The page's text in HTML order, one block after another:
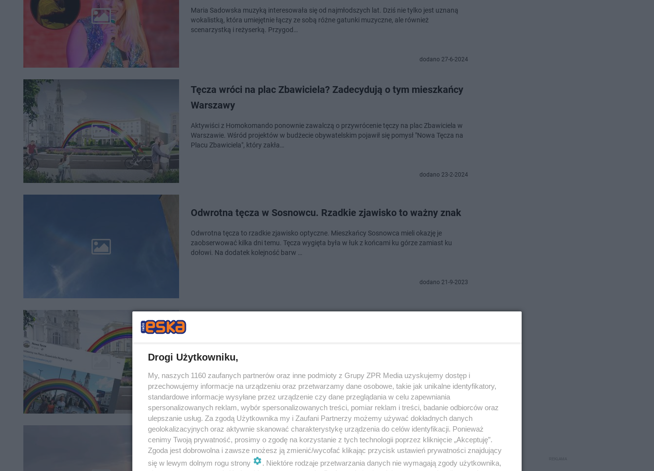
Maria Sadowska muzyką interesowała się od najmłodszych lat. Dziś nie tylko jest uznaną
wokalistką, która umiejętnie łączy ze sobą różne gatunki muzyczne, ale również
scenarzystką i reżyserką. Przygod…
dodano 27-6-2024
Tęcza wróci na plac Zbawiciela? Zadecydują o tym mieszkańcy
Warszawy
Aktywiści z Homokomando ponownie zawalczą o przywrócenie tęczy na plac Zbawiciela w
Warszawie. Wśród projektów w budżecie obywatelskim pojawił się pomysł "Nowa Tęcza na
Placu Zbawiciela", który zakła…
dodano 23-2-2024
Odwrotna tęcza w Sosnowcu. Rzadkie zjawisko to ważny znak
Odwrotna tęcza to rzadkie zjawisko optyczne. Mieszkańcy Sosnowca mieli okazję je
zaobserwować kilka dni temu. Tęcza wygięta była w łuk z końcami ku górze zamiast ku
dołowi. Na dodatek kolejność barw …
dodano 21-9-2023
którą wkrótce może zastąpić stała konstrukcja. Wszystko zależy jednak od głosów
dodano 16-6-2023
To tam zakopany jest garniec złota. „Prezent od niebios” w
Bieszczadach
Drogi Użytkowniku,
My, naszych 1160 zaufanych partnerów oraz inne podmioty z Grupy ZPR Media uzyskujemy dostęp i
przechowujemy informacje na urządzeniu oraz przetwarzamy dane osobowe, takie jak unikalne identyfikatory,
standardowe informacje wysyłane przez urządzenie czy dane przeglądania w celu zapewniania
spersonalizowanych reklam, wybór spersonalizowanych treści, pomiar reklam i treści, badanie odbiorców oraz
ulepszanie usług. Za zgodą Użytkownika my i Zaufani Partnerzy możemy używać dokładnych danych
geolokalizacyjnych oraz aktywnie skanować charakterystykę urządzenia do celów identyfikacji. Ponieważ
cenimy Twoją prywatność, prosimy o zgodę na korzystanie z tych technologii poprzez kliknięcie „Akceptuję”.
Zgoda jest dobrowolna i zawsze możesz ją zmienić/wycofać klikając przycisk ustawień prywatności znajdujący
się w lewym dolnym rogu strony
. Niektóre rodzaje przetwarzania danych nie wymagają zgody użytkownika,